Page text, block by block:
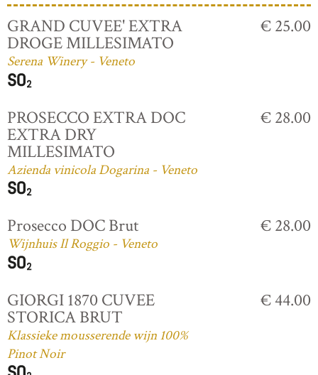
GRAND CUVEE' EXTRA
DROGE MILLESIMATO
Serena Winery - Veneto
€ 25.00
PROSECCO EXTRA DOC
EXTRA DRY
MILLESIMATO
Azienda vinicola Dogarina - Veneto
€ 28.00
Prosecco DOC Brut
Wijnhuis Il Roggio - Veneto
€ 28.00
GIORGI 1870 CUVEE
STORICA BRUT
Klassieke mousserende wijn 100%
Pinot Noir
€ 44.00